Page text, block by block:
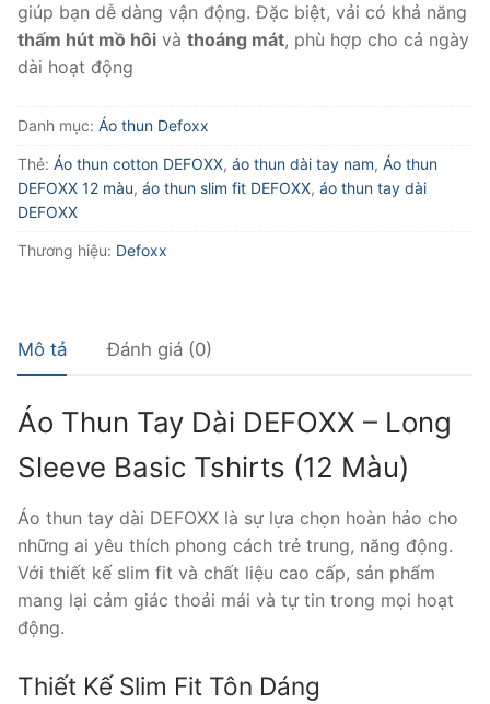
giúp bạn dễ dàng vận động. Đặc biệt, vải có khả năng
thấm hút mồ hôi và thoáng mát, phù hợp cho cả ngày
dài hoạt động
Danh mục: Áo thun Defoxx
Thẻ: Áo thun cotton DEFOXX, áo thun dài tay nam, Áo thun
DEFOXX 12 màu, áo thun slim fit DEFOXX, áo thun tay dài
DEFOXX
Thương hiệu: Defoxx
Mô tả Đánh giá (0)
Áo Thun Tay Dài DEFOXX – Long
Sleeve Basic Tshirts (12 Màu)
Áo thun tay dài DEFOXX là sự lựa chọn hoàn hảo cho
những ai yêu thích phong cách trẻ trung, năng động.
Với thiết kế slim fit và chất liệu cao cấp, sản phẩm
mang lại cảm giác thoải mái và tự tin trong mọi hoạt
động.
Thiết Kế Slim Fit Tôn Dáng